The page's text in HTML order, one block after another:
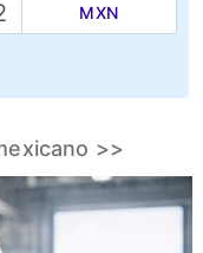
MXN
>>